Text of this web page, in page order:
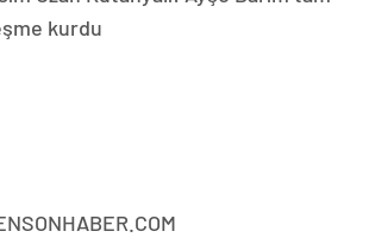
kurdu